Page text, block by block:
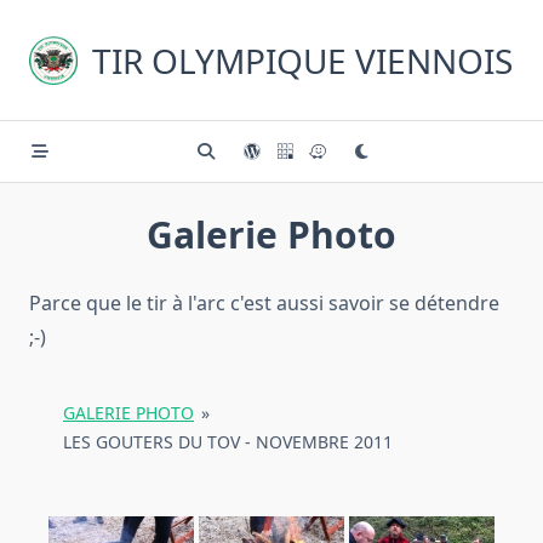
content
TIR OLYMPIQUE VIENNOIS
Galerie Photo
Parce que le tir à l'arc c'est aussi savoir se détendre
;-)
GALERIE PHOTO »
LES GOUTERS DU TOV - NOVEMBRE 2011